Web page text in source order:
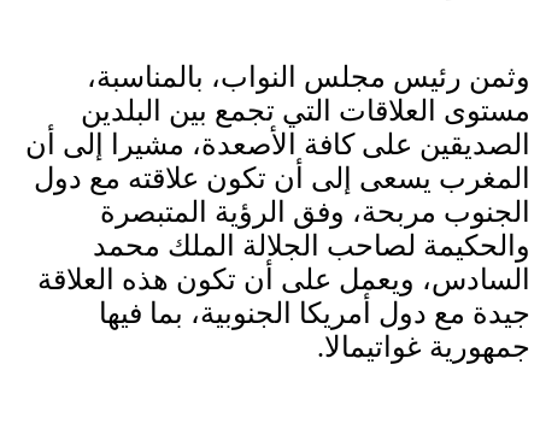
وثمن رئيس مجلس النواب، بالمناسبة،
مستوى العلاقات التي تجمع بين البلدين
الصديقين على كافة الأصعدة، مشيرا إلى أن
المغرب يسعى إلى أن تكون علاقته مع دول
الجنوب مربحة، وفق الرؤية المتبصرة
والحكيمة لصاحب الجلالة الملك محمد
السادس، ويعمل على أن تكون هذه العلاقة
جيدة مع دول أمريكا الجنوبية، بما فيها
جمهورية غواتيمالا.